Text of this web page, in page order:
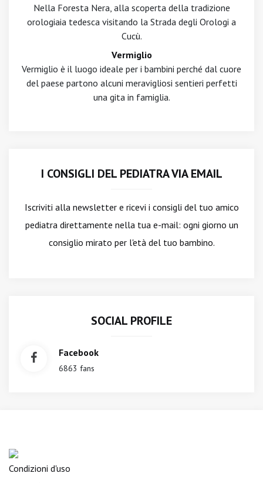
Nella Foresta Nera, alla scoperta della tradizione
orologiaia tedesca visitando la Strada degli Orologi a
Cucù.
Vermiglio
Vermiglio è il luogo ideale per i bambini perché dal cuore
del paese partono alcuni meravigliosi sentieri perfetti
una gita in famiglia.
I CONSIGLI DEL PEDIATRA VIA EMAIL
Iscriviti alla newslettere ricevi i consigli del tuo amico
pediatra direttamente nella tua e-mail: ogni giorno un
consiglio mirato per l'età del tuo bambino.
SOCIAL PROFILE
Facebook
6863 fans
Condizioni d'uso